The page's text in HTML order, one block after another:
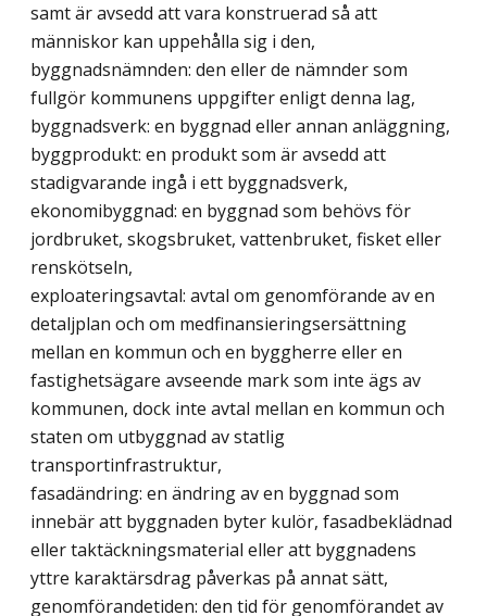
samt är avsedd att vara konstruerad så att
människor kan uppehålla sig i den,
byggnadsnämnden: den eller de nämnder som
fullgör kommunens uppgifter enligt denna lag,
byggnadsverk: en byggnad eller annan anläggning,
byggprodukt: en produkt som är avsedd att
stadigvarande ingå i ett byggnadsverk,
ekonomibyggnad: en byggnad som behövs för
jordbruket, skogsbruket, vattenbruket, fisket eller
renskötseln,
exploateringsavtal: avtal om genomförande av en
detaljplan och om medfinansieringsersättning
mellan en kommun och en byggherre eller en
fastighetsägare avseende mark som inte ägs av
kommunen, dock inte avtal mellan en kommun och
staten om utbyggnad av statlig
transportinfrastruktur,
fasadändring: en ändring av en byggnad som
innebär att byggnaden byter kulör, fasadbeklädnad
eller taktäckningsmaterial eller att byggnadens
yttre karaktärsdrag påverkas på annat sätt,
genomförandetiden: den tid för genomförandet av